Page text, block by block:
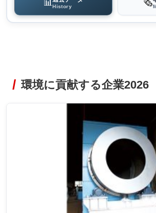
📊History 🗞️
環境に貢献する企業2026